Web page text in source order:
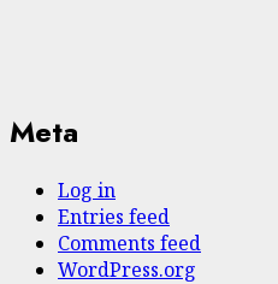
Meta
Log in
Entries feed
Comments feed
WordPress.org